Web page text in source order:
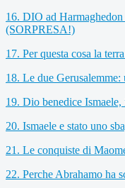
16. DIO ad Harmaghedon
(SORPRESA!)
17. Per questa cosa la
18. Le due
19. Dio benedice
20. Ismaele e stato uno
21. Le conquiste di
22. Perche Abrahamo ha